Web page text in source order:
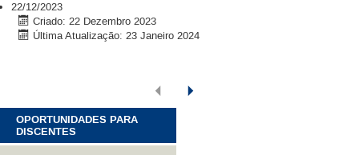
22/12/2023
Criado: 22 Dezembro 2023
Última Atualização: 23 Janeiro 2024
OPORTUNIDADES PARA
DISCENTES